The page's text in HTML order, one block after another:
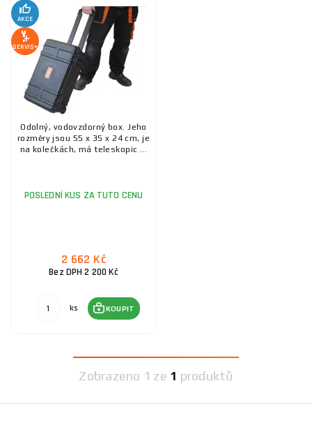
AKCE
SERVIS+
Odolný, vodovzdorný box. Jeho
rozměry jsou 55 x 35 x 24 cm, je
na kolečkách, má teleskopic ...
POSLEDNÍ KUS ZA TUTO CENU
2 662 Kč
Bez DPH 2 200 Kč
ks KOUPIT
Zobrazeno 1 ze 1 produktů